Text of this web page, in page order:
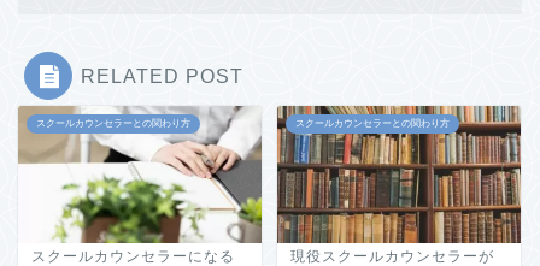
RELATED POST
スクールカウンセラーとの関わり方
スクールカウンセラーになる
スクールカウンセラーとの関わり方
現役スクールカウンセラーが